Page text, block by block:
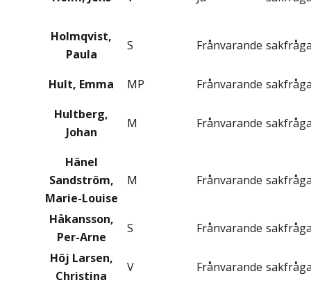
Holmqvist,
Paula
S Frånvarande
Hult, Emma MP Frånvarande
Hultberg,
Johan
M Frånvarande
Hänel
Sandström,
Marie-Louise
M Frånvarande
Håkansson,
Per-Arne
S Frånvarande
Höj Larsen,
Christina
V Frånvarande